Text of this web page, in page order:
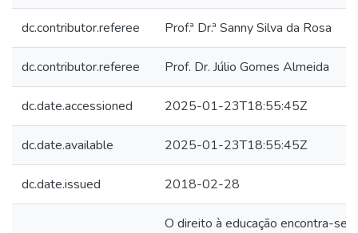
dc.contributor.referee Prof.ª Dr.ª Sanny Silva da Rosa
dc.contributor.referee Prof. Dr. Júlio Gomes Almeida
dc.date.accessioned 2025-01-23T18:55:45Z
dc.date.available 2025-01-23T18:55:45Z
dc.date.issued 2018-02-28
O direito à educação encontra-se